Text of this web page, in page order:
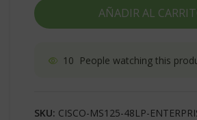
AÑADIR AL
10 People watching this
SKU: CISCO-MS125-48LP-